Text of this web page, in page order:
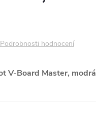
Podrobnosti hodnocení
V-Board Master, modrá